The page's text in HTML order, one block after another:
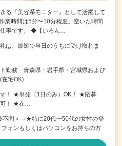
る『美容系モニター』として活躍して
業時間は5分〜10分程度。空いた時間
仕事です。 ◆【いろん…
、最短で当日のうちに受け取れま
勤務 青森県・岩手県・宮城県および
在宅OK)
！ ★単発（1日のみ）OK！ ★応募
可！ ★在…
不問＞⇒★特に20代〜50代の女性の登
ォンもしくはパソコンをお持ちの方